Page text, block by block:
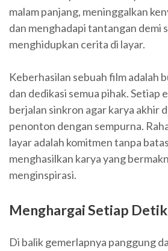
malam panjang, meninggalkan
dan menghadapi tantangan demi
menghidupkan cerita di layar.
Keberhasilan sebuah film adalah
dan dedikasi semua pihak. Setiap
berjalan sinkron agar karya akhir
penonton dengan sempurna.
layar adalah komitmen tanpa
menghasilkan karya yang
menginspirasi.
Menghargai Setiap
Di balik gemerlapnya panggung